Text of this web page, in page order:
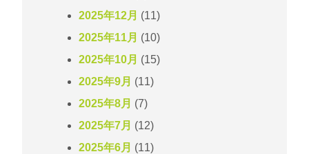
2025年12月 (11)
2025年11月 (10)
2025年10月 (15)
2025年9月 (11)
2025年8月 (7)
2025年7月 (12)
2025年6月 (11)